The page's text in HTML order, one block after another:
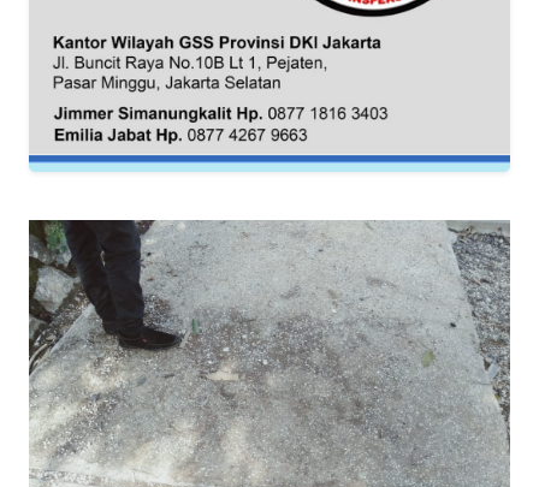
WN
PAPUA
BARAT
WN
RIAU
SERAMBI
WN
JAMBI
WN
SULTRA